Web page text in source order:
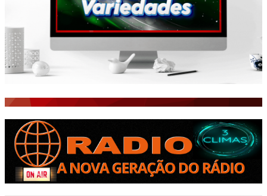
BLOGS & COLUNAS
CEARÁ BRASIL NOTÍCIAS
NOTÍCIAS GERAIS